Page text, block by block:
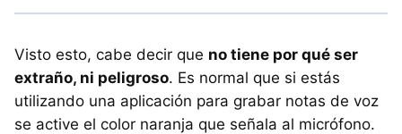
Visto esto, cabe decir que no tiene por qué ser
extraño, ni peligroso. Es normal que si estás
utilizando una aplicación para grabar notas de voz
se active el color naranja que señala al micrófono.